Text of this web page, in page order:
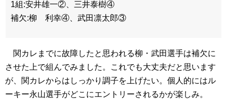
1組:安井雄一②、三井泰樹④
補欠:柳 利幸④、武田凛太郎③
関カレまでに故障したと思われる柳・武田選手は補欠に
させた上で組んでみました。これでも大丈夫だと思います
が、関カレからはしっかり調子を上げたい。個人的にはル
ーキー永山選手がどこにエントリーされるかが楽しみ。